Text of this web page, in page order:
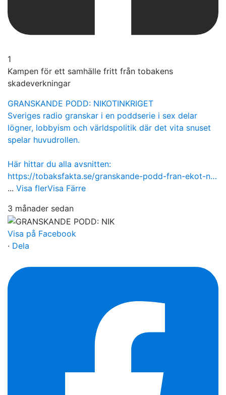
1
Kampen för ett samhälle fritt från tobakens
skadeverkningar
GRANSKANDE PODD: NIKOTINKRIGET
Sveriges radio granskar i en poddserie i sex delar
lögner, lobbyism och världspolitik där det vita snuset
spelar huvudrollen.
Här hittar du alla avsnitten:
https://tobaksfakta.se/granskande-podd-fran-ekot-n…
... Visa flerVisa Färre
3 månader sedan
Visa på Facebook
· Dela